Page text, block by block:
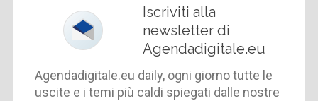
Iscriviti alla
newsletter di
Agendadigitale.eu
Agendadigitale.eu daily, ogni giorno tutte le
uscite e i temi più caldi spiegati dalle nostre